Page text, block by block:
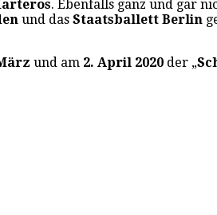
. Ebenfalls ganz und gar
und das Staatsballett Berlin
und am 2. April 2020 der „